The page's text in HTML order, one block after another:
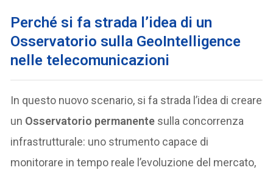
Perché si fa strada l’idea di un
Osservatorio sulla GeoIntelligence
nelle telecomunicazioni
In questo nuovo scenario, si fa strada l’idea di creare
un Osservatorio permanente sulla concorrenza
infrastrutturale: uno strumento capace di
monitorare in tempo reale l’evoluzione del mercato,